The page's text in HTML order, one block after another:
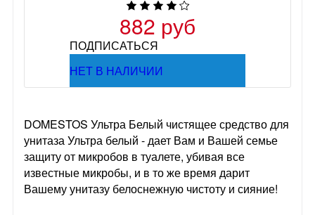
882 руб
ПОДПИСАТЬСЯ
НЕТ В НАЛИЧИИ
DOMESTOS Ультра Белый чистящее средство для
унитаза Ультра белый - дает Вам и Вашей семье
защиту от микробов в туалете, убивая все
известные микробы, и в то же время дарит
Вашему унитазу белоснежную чистоту и сияние!